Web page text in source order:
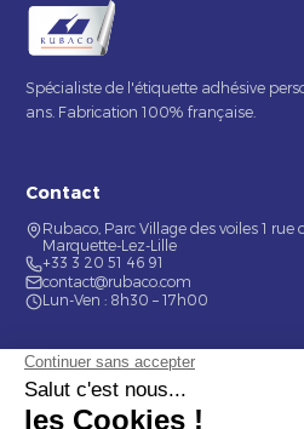
Spécialiste de l'étiquette adhésive
ans. Fabrication 100% française.
Contact
Rubaco, Parc Village des voiles 1
Marquette-Lez-Lille
+33 3 20 51 46 91
contact@rubaco.com
Lun-Ven : 8h30 – 17h00
Nos services
Étiquette alimentaire
Étiquette de bouteilles